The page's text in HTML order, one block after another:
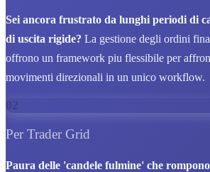
Sei ancora frustrato da lunghi periodi di
di uscita rigide? La gestione degli ordini
offrono un framework piu flessibile per
movimenti direzionali in un unico workflow.
02
Per Trader Grid
Paura delle 'candele fulmine' che